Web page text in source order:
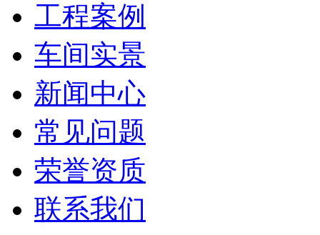
工程案例
车间实景
新闻中心
常见问题
荣誉资质
联系我们